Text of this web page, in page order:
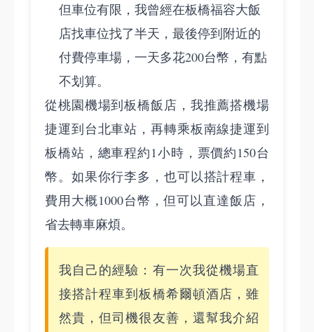
但車位有限，我曾經在板橋福容大飯
店找車位找了半天，最後停到附近的
付費停車場，一天多花200台幣，有點
不划算。
從桃園機場到板橋飯店，我推薦搭機場
捷運到台北車站，再轉乘板南線捷運到
板橋站，總車程約1小時，票價約150台
幣。如果你行李多，也可以搭計程車，
費用大概1000台幣，但可以直達飯店，
省去轉車麻煩。
我自己的經驗：有一次我從機場直
接搭計程車到板橋希爾頓酒店，雖
然貴，但司機很友善，還幫我介紹